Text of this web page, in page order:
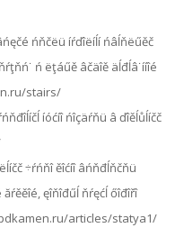
ńňčëü íŕďîëíĺí ńâĺňëűěč
ń ëţáűě âčäîě äĺđĺâ˙ííîé
stairs/
íóćíî ńîçäŕňü â ďîěĺůĺíčč
÷ŕńňî ěîćíî âńňđĺňčňü
ęîňîđűĺ ňŕęćĺ őîđîřî
articles/statya1/